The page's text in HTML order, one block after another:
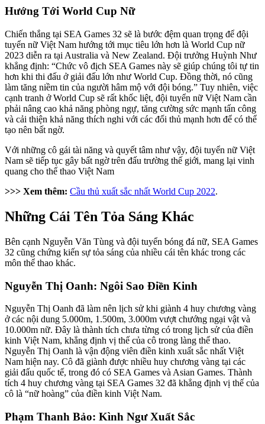
Hướng Tới World Cup Nữ
Chiến thắng tại SEA Games 32 sẽ là bước đệm quan trọng để đội
tuyển nữ Việt Nam hướng tới mục tiêu lớn hơn là World Cup nữ
2023 diễn ra tại Australia và New Zealand. Đội trưởng Huỳnh Như
khẳng định: “Chức vô địch SEA Games này sẽ giúp chúng tôi tự tin
hơn khi thi đấu ở giải đấu lớn như World Cup. Đồng thời, nó cũng
làm tăng niềm tin của người hâm mộ với đội bóng.” Tuy nhiên, việc
cạnh tranh ở World Cup sẽ rất khốc liệt, đội tuyển nữ Việt Nam cần
phải nâng cao khả năng phòng ngự, tăng cường sức mạnh tấn công
và cải thiện khả năng thích nghi với các đối thủ mạnh hơn để có thể
tạo nên bất ngờ.
Với những cô gái tài năng và quyết tâm như vậy, đội tuyển nữ Việt
Nam sẽ tiếp tục gây bất ngờ trên đấu trường thế giới, mang lại vinh
quang cho thể thao Việt Nam
>>> Xem thêm: Cầu thủ xuất sắc nhất World Cup 2022.
Những Cái Tên Tỏa Sáng Khác
Bên cạnh Nguyễn Văn Tùng và đội tuyển bóng đá nữ, SEA Games
32 cũng chứng kiến sự tỏa sáng của nhiều cái tên khác trong các
môn thể thao khác.
Nguyễn Thị Oanh: Ngôi Sao Điền Kinh
Nguyễn Thị Oanh đã làm nên lịch sử khi giành 4 huy chương vàng
ở các nội dung 5.000m, 1.500m, 3.000m vượt chướng ngại vật và
10.000m nữ. Đây là thành tích chưa từng có trong lịch sử của điền
kinh Việt Nam, khẳng định vị thế của cô trong làng thể thao.
Nguyễn Thị Oanh là vận động viên điền kinh xuất sắc nhất Việt
Nam hiện nay. Cô đã giành được nhiều huy chương vàng tại các
giải đấu quốc tế, trong đó có SEA Games và Asian Games. Thành
tích 4 huy chương vàng tại SEA Games 32 đã khẳng định vị thế của
cô là “nữ hoàng” của điền kinh Việt Nam.
Phạm Thanh Bảo: Kình Ngư Xuất Sắc